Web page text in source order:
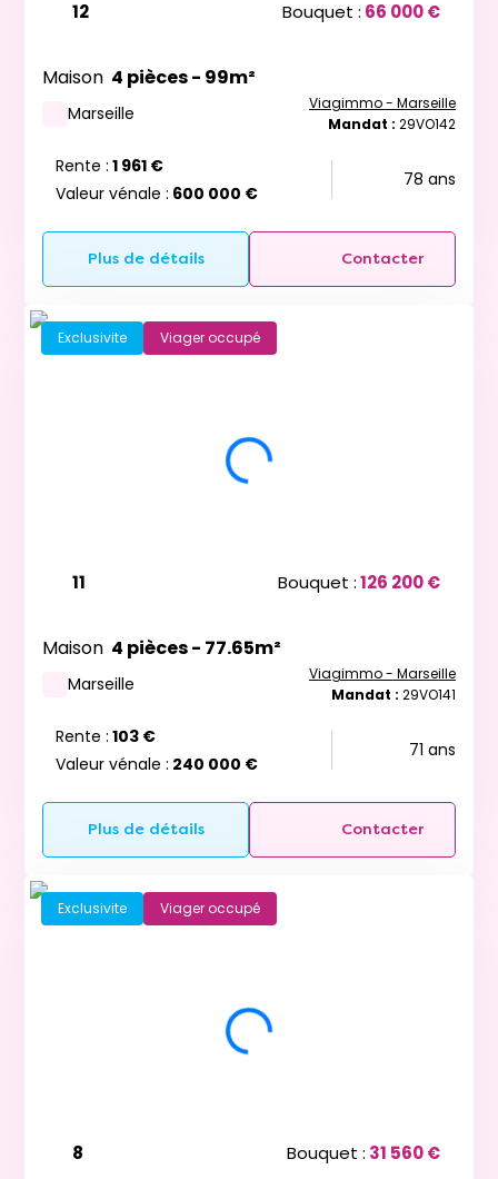
12 Bouquet : 66 000 €
Maison 4 pièces - 99m²
Marseille
Viagimmo - Marseille
Mandat : 29VO142
Rente : 1 961 €
Valeur vénale : 600 000 €
78 ans
Plus de détails Contacter
Exclusivite Viager occupé
11 Bouquet :126 200 €
Maison 4 pièces - 77.65m²
Marseille
Viagimmo - Marseille
Mandat : 29VO141
Rente : 103 €
Valeur vénale : 240 000 €
71 ans
Plus de détails Contacter
Exclusivite Viager occupé
8 Bouquet : 31 560 €